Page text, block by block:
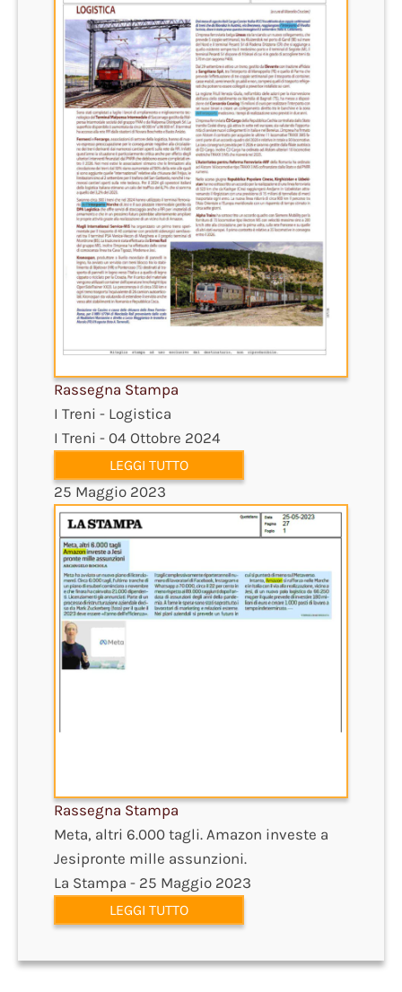
Rassegna Stampa
I Treni - Logistica
I Treni - 04 Ottobre 2024
LEGGI TUTTO
25 Maggio 2023
Rassegna Stampa
Meta, altri 6.000 tagli. Amazon investe a
Jesipronte mille assunzioni.
La Stampa - 25 Maggio 2023
LEGGI TUTTO